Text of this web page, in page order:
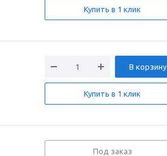
Купить в 1 клик
В корзину
Купить в 1 клик
Под заказ